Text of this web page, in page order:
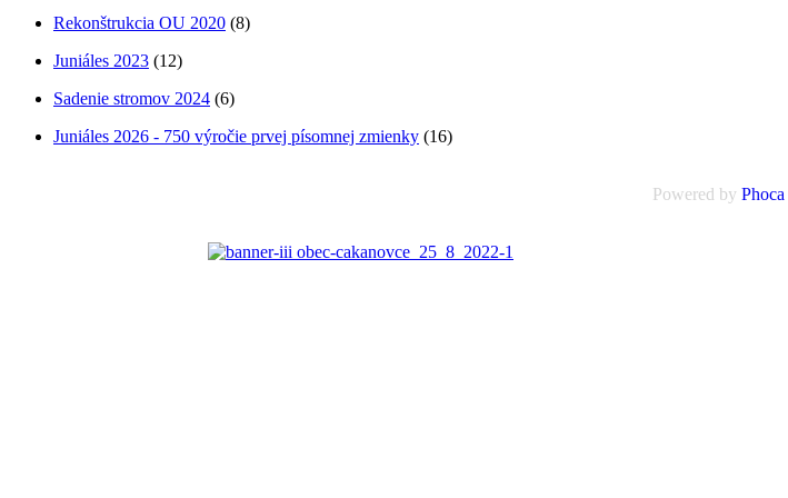
Rekonštrukcia OU 2020 (8)
Juniáles 2023 (12)
Sadenie stromov 2024 (6)
Juniáles 2026 - 750 výročie prvej písomnej zmienky (16)
Powered by Phoca